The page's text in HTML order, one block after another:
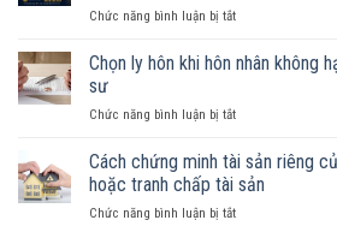
hợp
được
công
là
hôn
chồng
đăng
hôn
tài
sản
như
Chức năng bình luận bị tắtở
phải
điều
kinh
tế
hơn
Chọn ly hôn khi hôn nhân không
sư
Chức năng bình luận bị tắtở
ly
hôn
khi
hôn
Cách chứng minh tài sản riêng
hoặc tranh chấp tài sản
Chức năng bình luận bị tắtở